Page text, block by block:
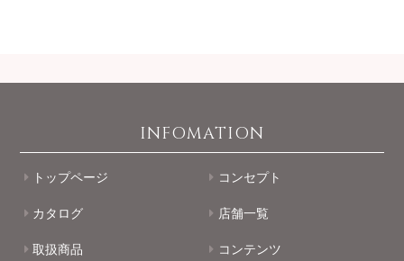
INFOMATION
トップページ コンセプト
カタログ 店舗一覧
取扱商品 コンテンツ